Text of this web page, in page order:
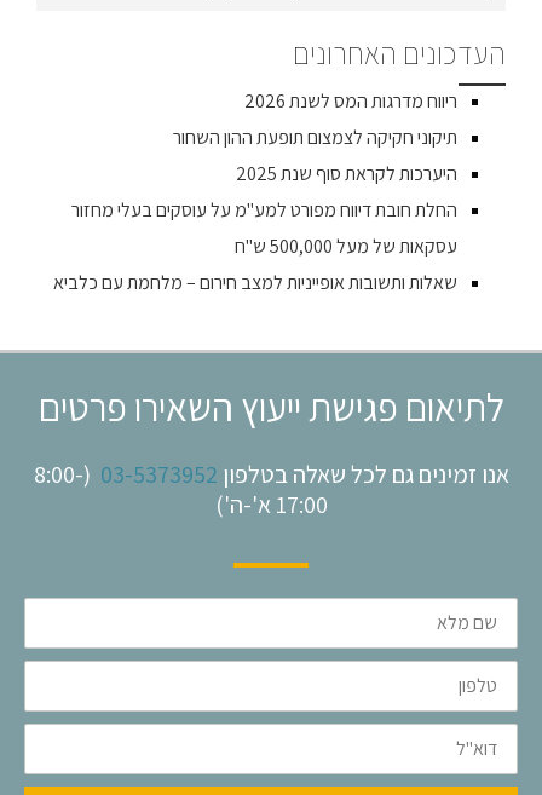
העדכונים האחרונים
ריווח מדרגות המס לשנת 2026
תיקוני חקיקה לצמצום תופעת ההון השחור
היערכות לקראת סוף שנת 2025
החלת חובת דיווח מפורט למע"מ על עוסקים בעלי מחזור
עסקאות של מעל 500,000 ש"ח
שאלות ותשובות אופייניות למצב חירום – מלחמת עם כלביא
לתיאום פגישת ייעוץ השאירו פרטים
אנו זמינים גם לכל שאלה בטלפון 03-5373952
(8:00-
17:00 א'-ה')
שם
מלא
טלפון
דוא"ל